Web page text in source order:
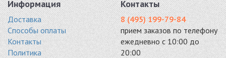
-15% -15% -18%
Информация
Доставка
Способы оплаты
Контакты
Политика
Контакты
8 (495) 199-79-84
прием заказов по телефону
ежедневно с 10:00 до
20:00